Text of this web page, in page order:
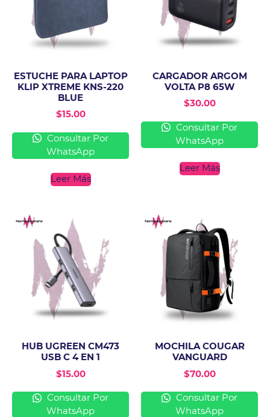
ESTUCHE PARA LAPTOP
KLIP XTREME KNS-220
BLUE
$15.00
Consultar Por
WhatsApp
Leer Más
CARGADOR ARGOM
VOLTA P8 65W
$30.00
Consultar Por
WhatsApp
Leer Más
HUB UGREEN CM473
USB C 4 EN 1
$15.00
Consultar Por
WhatsApp
MOCHILA COUGAR
VANGUARD
$70.00
Consultar Por
WhatsApp